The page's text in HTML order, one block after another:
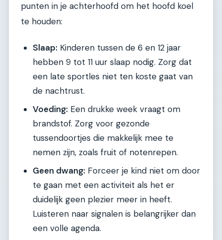
punten in je achterhoofd om het hoofd koel
te houden:
Slaap: Kinderen tussen de 6 en 12 jaar
hebben 9 tot 11 uur slaap nodig. Zorg dat
een late sportles niet ten koste gaat van
de nachtrust.
Voeding: Een drukke week vraagt om
brandstof. Zorg voor gezonde
tussendoortjes die makkelijk mee te
nemen zijn, zoals fruit of notenrepen.
Geen dwang: Forceer je kind niet om door
te gaan met een activiteit als het er
duidelijk geen plezier meer in heeft.
Luisteren naar signalen is belangrijker dan
een volle agenda.